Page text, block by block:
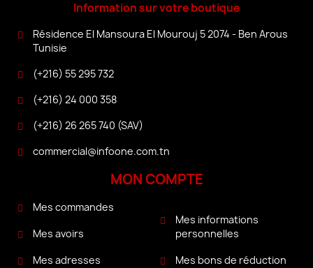
Information sur votre boutique
Résidence El Mansoura El Mourouj 5 2074 - Ben Arous
Tunisie
(+216) 55 295 732
(+216) 24 000 358
(+216) 26 265 740 (SAV)
commercial@infoone.com.tn
MON COMPTE
Mes commandes
Mes avoirs
Mes adresses
Mes informations
personnelles
Mes bons de réduction